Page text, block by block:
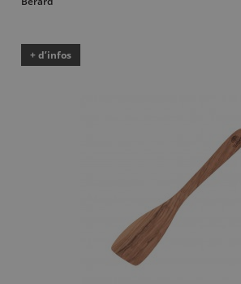
+ d’infos